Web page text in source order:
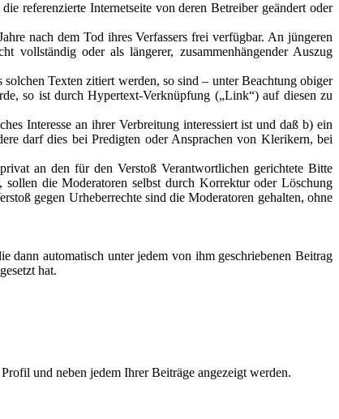
referenzierte Internetseite von deren Betreiber geändert oder
nach dem Tod ihres Verfassers frei verfügbar. An jüngeren
vollständig oder als längerer, zusammenhängender Auszug
Texten zitiert werden, so sind – unter Beachtung obiger
so ist durch Hypertext-Verknüpfung („Link“) auf diesen zu
Interesse an ihrer Verbreitung interessiert ist und daß b) ein
darf dies bei Predigten oder Ansprachen von Klerikern, bei
an den für den Verstoß Verantwortlichen gerichtete Bitte
sollen die Moderatoren selbst durch Korrektur oder Löschung
gegen Urheberrechte sind die Moderatoren gehalten, ohne
dann automatisch unter jedem von ihm geschriebenen Beitrag
hat.
und neben jedem Ihrer Beiträge angezeigt werden.